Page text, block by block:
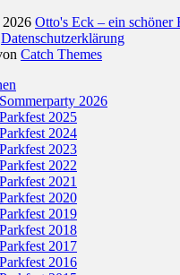
Otto's Eck – ein schöner
Datenschutzerklärung
Catch Themes
Sommerparty 2026
Parkfest 2025
Parkfest 2024
Parkfest 2023
Parkfest 2022
Parkfest 2021
Parkfest 2020
Parkfest 2019
Parkfest 2018
Parkfest 2017
Parkfest 2016